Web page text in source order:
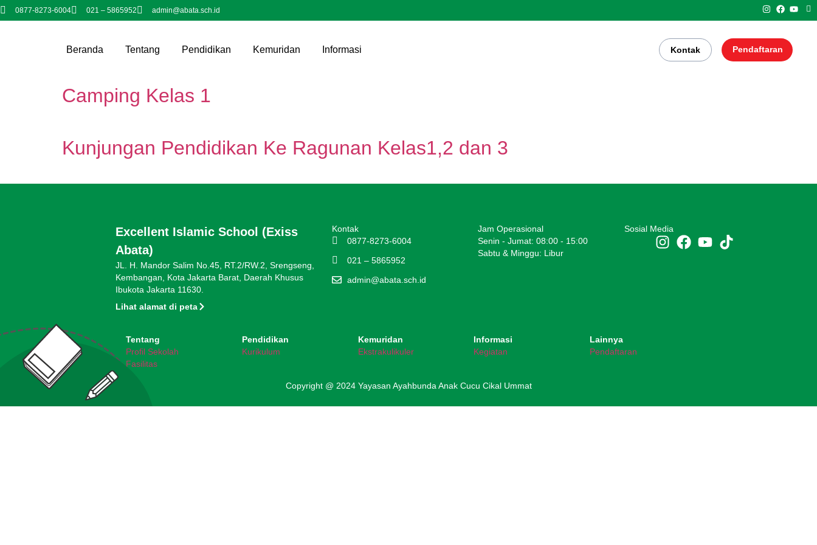
0877-8273-6004 021 – 5865952 admin@abata.sch.id
Beranda Tentang Pendidikan Kemuridan Informasi Kontak Pendaftaran
Camping Kelas 1
Kunjungan Pendidikan Ke Ragunan Kelas1,2 dan 3
Excellent Islamic School (Exiss
Abata)
JL. H. Mandor Salim No.45, RT.2/RW.2, Srengseng,
Kembangan, Kota Jakarta Barat, Daerah Khusus
Ibukota Jakarta 11630.
Lihat alamat di peta
Kontak
0877-8273-6004
021 – 5865952
admin@abata.sch.id
Jam Operasional
Senin - Jumat: 08:00 - 15:00
Sabtu & Minggu: Libur
Sosial Media
Tentang
Profil Sekolah
Fasilitas
Pendidikan
Kurikulum
Kemuridan
Ekstrakulikuler
Informasi
Kegiatan
Lainnya
Pendaftaran
Copyright @ 2024 Yayasan Ayahbunda Anak Cucu Cikal Ummat